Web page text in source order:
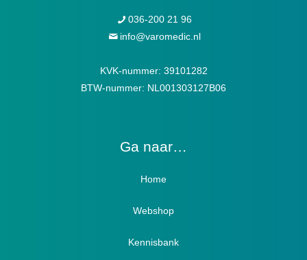
036-200 21 96
info@varomedic.nl
KVK-nummer: 39101282
BTW-nummer: NL001303127B06
Ga naar…
Home
Webshop
Verbandschoenen / Verbandsloffen
Kennisbank